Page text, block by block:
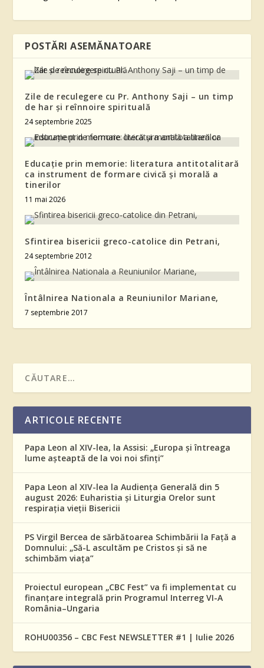
POSTĂRI ASEMĂNATOARE
Zile de reculegere cu Pr. Anthony Saji – un timp
de har și reînnoire spirituală
24 septembrie 2025
Educație prin memorie: literatura antitotalitară
ca instrument de formare civică și morală a
tinerilor
11 mai 2026
Sfintirea bisericii greco-catolice din Petrani,
24 septembrie 2012
Întâlnirea Nationala a Reuniunilor Mariane,
7 septembrie 2017
ARTICOLE RECENTE
Papa Leon al XIV-lea, la Assisi: „Europa și întreaga
lume așteaptă de la voi noi sfinți”
Papa Leon al XIV-lea la Audiența Generală din 5
august 2026: Euharistia și Liturgia Orelor sunt
respirația vieții Bisericii
PS Virgil Bercea de sărbătoarea Schimbării la Față a
Domnului: „Să-L ascultăm pe Cristos și să ne
schimbăm viața”
Proiectul european „CBC Fest” va fi implementat cu
finanțare integrală prin Programul Interreg VI-A
România–Ungaria
ROHU00356 – CBC Fest NEWSLETTER #1 | Iulie 2026